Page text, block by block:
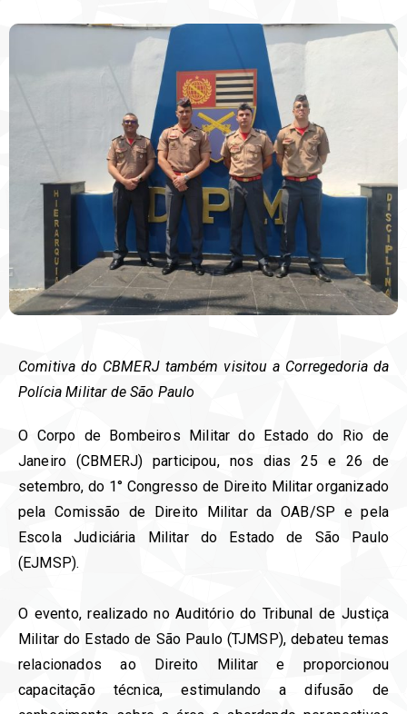
Comitiva do CBMERJ também visitou a Corregedoria da
Polícia Militar de São Paulo
⁣O Corpo de Bombeiros Militar do Estado do Rio de
Janeiro (CBMERJ) participou, nos dias 25 e 26 de
setembro, do 1° Congresso de Direito Militar organizado
pela Comissão de Direito Militar da OAB/SP e pela
Escola Judiciária Militar do Estado de São Paulo
(EJMSP).
O evento, realizado no Auditório do Tribunal de Justiça
Militar do Estado de São Paulo (TJMSP), debateu temas
relacionados ao Direito Militar e proporcionou
capacitação técnica, estimulando a difusão de